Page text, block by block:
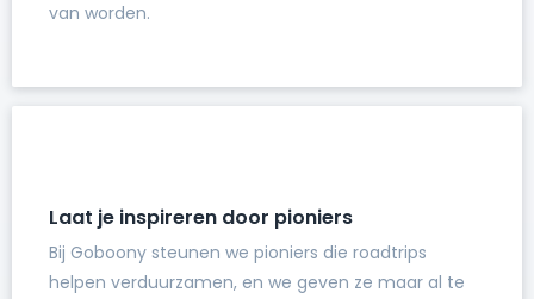
van worden.
Laat je inspireren door pioniers
Bij Goboony steunen we pioniers die roadtrips
helpen verduurzamen, en we geven ze maar al te